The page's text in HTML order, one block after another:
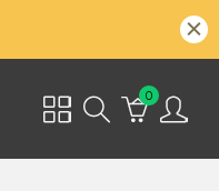
0